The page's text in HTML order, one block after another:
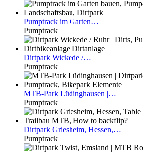
Pumptrack im Garten…
Pumptrack
Dirtpark Wickede /…
Pumptrack
MTB-Park Lüdinghausen |…
Pumptrack
Dirtpark Griesheim, Hessen,…
Pumptrack